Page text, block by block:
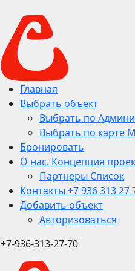
Главная
Выбрать объект
Выбрать по
Выбрать по карте
Бронировать
О нас. Концепция
Партнеры Список
Контакты +7 936 313 27
Добавить объект
Авторизоваться
+7-936-313-27-70